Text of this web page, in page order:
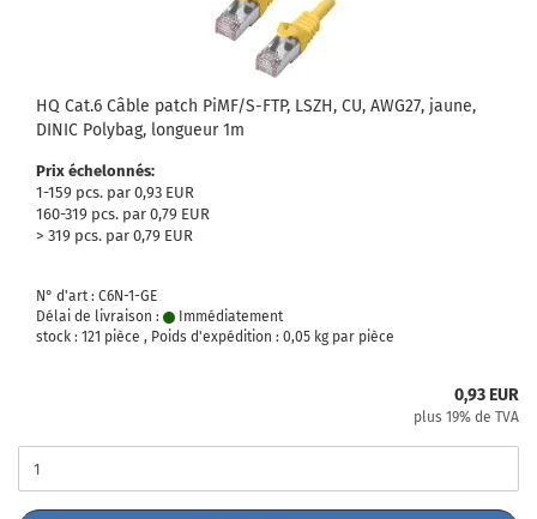
HQ Cat.6 Câble patch PiMF/S-FTP, LSZH, CU, AWG27, jaune,
DINIC Polybag, longueur 1m
Prix échelonnés:
1-159 pcs. par 0,93 EUR
160-319 pcs. par 0,79 EUR
> 319 pcs. par 0,79 EUR
N° d'art : C6N-1-GE
Délai de livraison :
Immédiatement
stock : 121 pièce , Poids d'expédition : 0,05 kg par pièce
0,93 EUR
plus 19% de TVA